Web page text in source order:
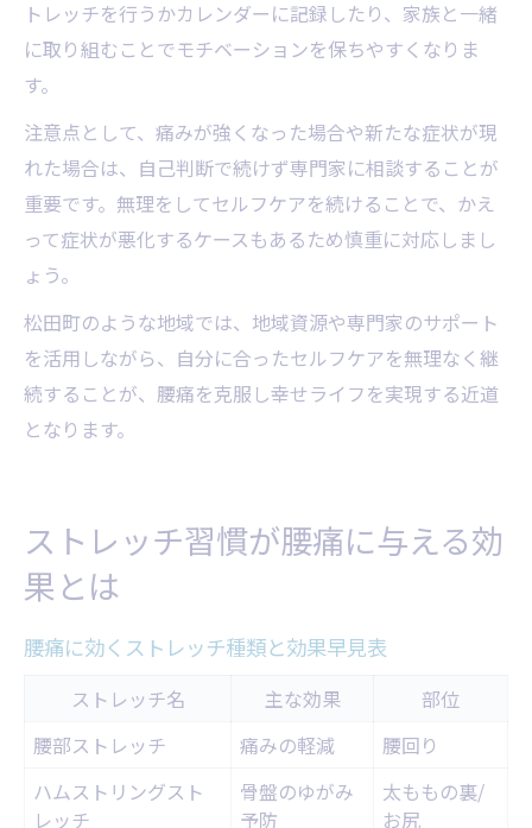
トレッチを行うかカレンダーに記録したり、家族と一緒
に取り組むことでモチベーションを保ちやすくなりま
す。
注意点として、痛みが強くなった場合や新たな症状が現
れた場合は、自己判断で続けず専門家に相談することが
重要です。無理をしてセルフケアを続けることで、かえ
って症状が悪化するケースもあるため慎重に対応しまし
ょう。
松田町のような地域では、地域資源や専門家のサポート
を活用しながら、自分に合ったセルフケアを無理なく継
続することが、腰痛を克服し幸せライフを実現する近道
となります。
ストレッチ習慣が腰痛に与える効
果とは
腰痛に効くストレッチ種類と効果早見表
ストレッチ名 主な効果
部位
腰部ストレッチ
痛みの軽減
腰回り
ハムストリングスト
レッチ
骨盤のゆがみ
予防
太ももの裏/
お尻